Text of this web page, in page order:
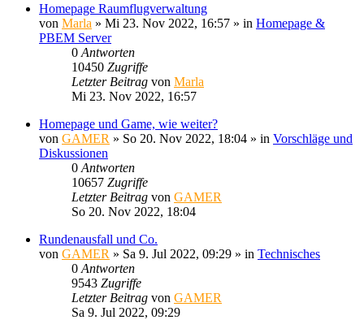
Homepage Raumflugverwaltung
von Marla » Mi 23. Nov 2022, 16:57 » in Homepage &
PBEM Server
0 Antworten
10450 Zugriffe
Letzter Beitrag von Marla
Mi 23. Nov 2022, 16:57
Homepage und Game, wie weiter?
von GAMER » So 20. Nov 2022, 18:04 » in Vorschläge und
Diskussionen
0 Antworten
10657 Zugriffe
Letzter Beitrag von GAMER
So 20. Nov 2022, 18:04
Rundenausfall und Co.
von GAMER » Sa 9. Jul 2022, 09:29 » in Technisches
0 Antworten
9543 Zugriffe
Letzter Beitrag von GAMER
Sa 9. Jul 2022, 09:29